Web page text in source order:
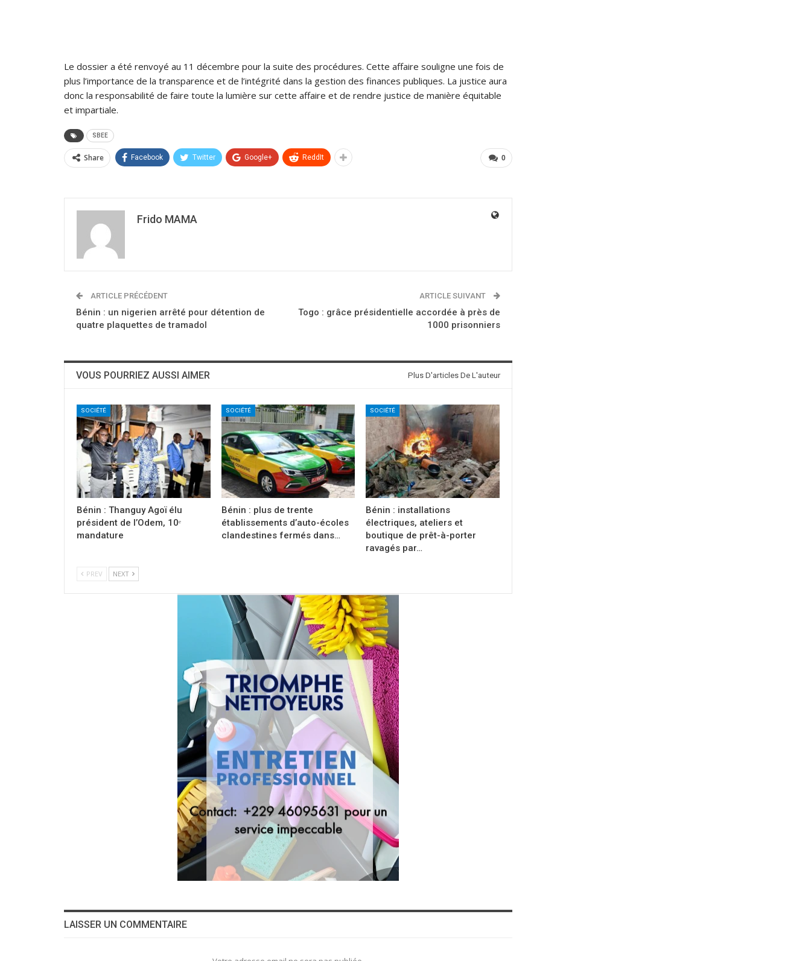
Le dossier a été renvoyé au 11 décembre pour la suite des procédures. Cette affaire souligne une fois de
plus l’importance de la transparence et de l’intégrité dans la gestion des finances publiques. La justice aura
donc la responsabilité de faire toute la lumière sur cette affaire et de rendre justice de manière équitable
et impartiale.
SBEE
0
Share Facebook Twitter Google+ ReddIt
Frido MAMA
ARTICLE PRÉCÉDENT
Bénin : un nigerien arrêté pour détention de
quatre plaquettes de tramadol
ARTICLE SUIVANT
Togo : grâce présidentielle accordée à près de
1000 prisonniers
VOUS POURRIEZ AUSSI AIMER Plus D'articles De L'auteur
SOCIÉTÉ
Bénin : Thanguy Agoï élu
président de l’Odem, 10ᵉ
mandature
SOCIÉTÉ
Bénin : plus de trente
établissements d’auto-écoles
clandestines fermés dans…
SOCIÉTÉ
Bénin : installations
électriques, ateliers et
boutique de prêt-à-porter
ravagés par…
PREV NEXT
LAISSER UN COMMENTAIRE